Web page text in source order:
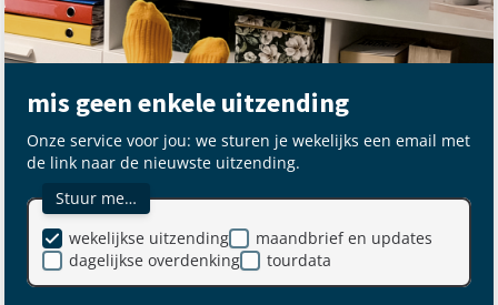
mis geen enkele uitzending
Onze service voor jou: we sturen je wekelijks een email met
de link naar de nieuwste uitzending.
Stuur me…
maandbrief en updates
dagelijkse overdenking
wekelijkse uitzending
tourdata